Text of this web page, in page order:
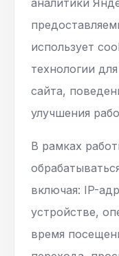
аналитики
использует
технологии
сайта,
улучшения
В рамках
включая: IP-
устройстве,
время